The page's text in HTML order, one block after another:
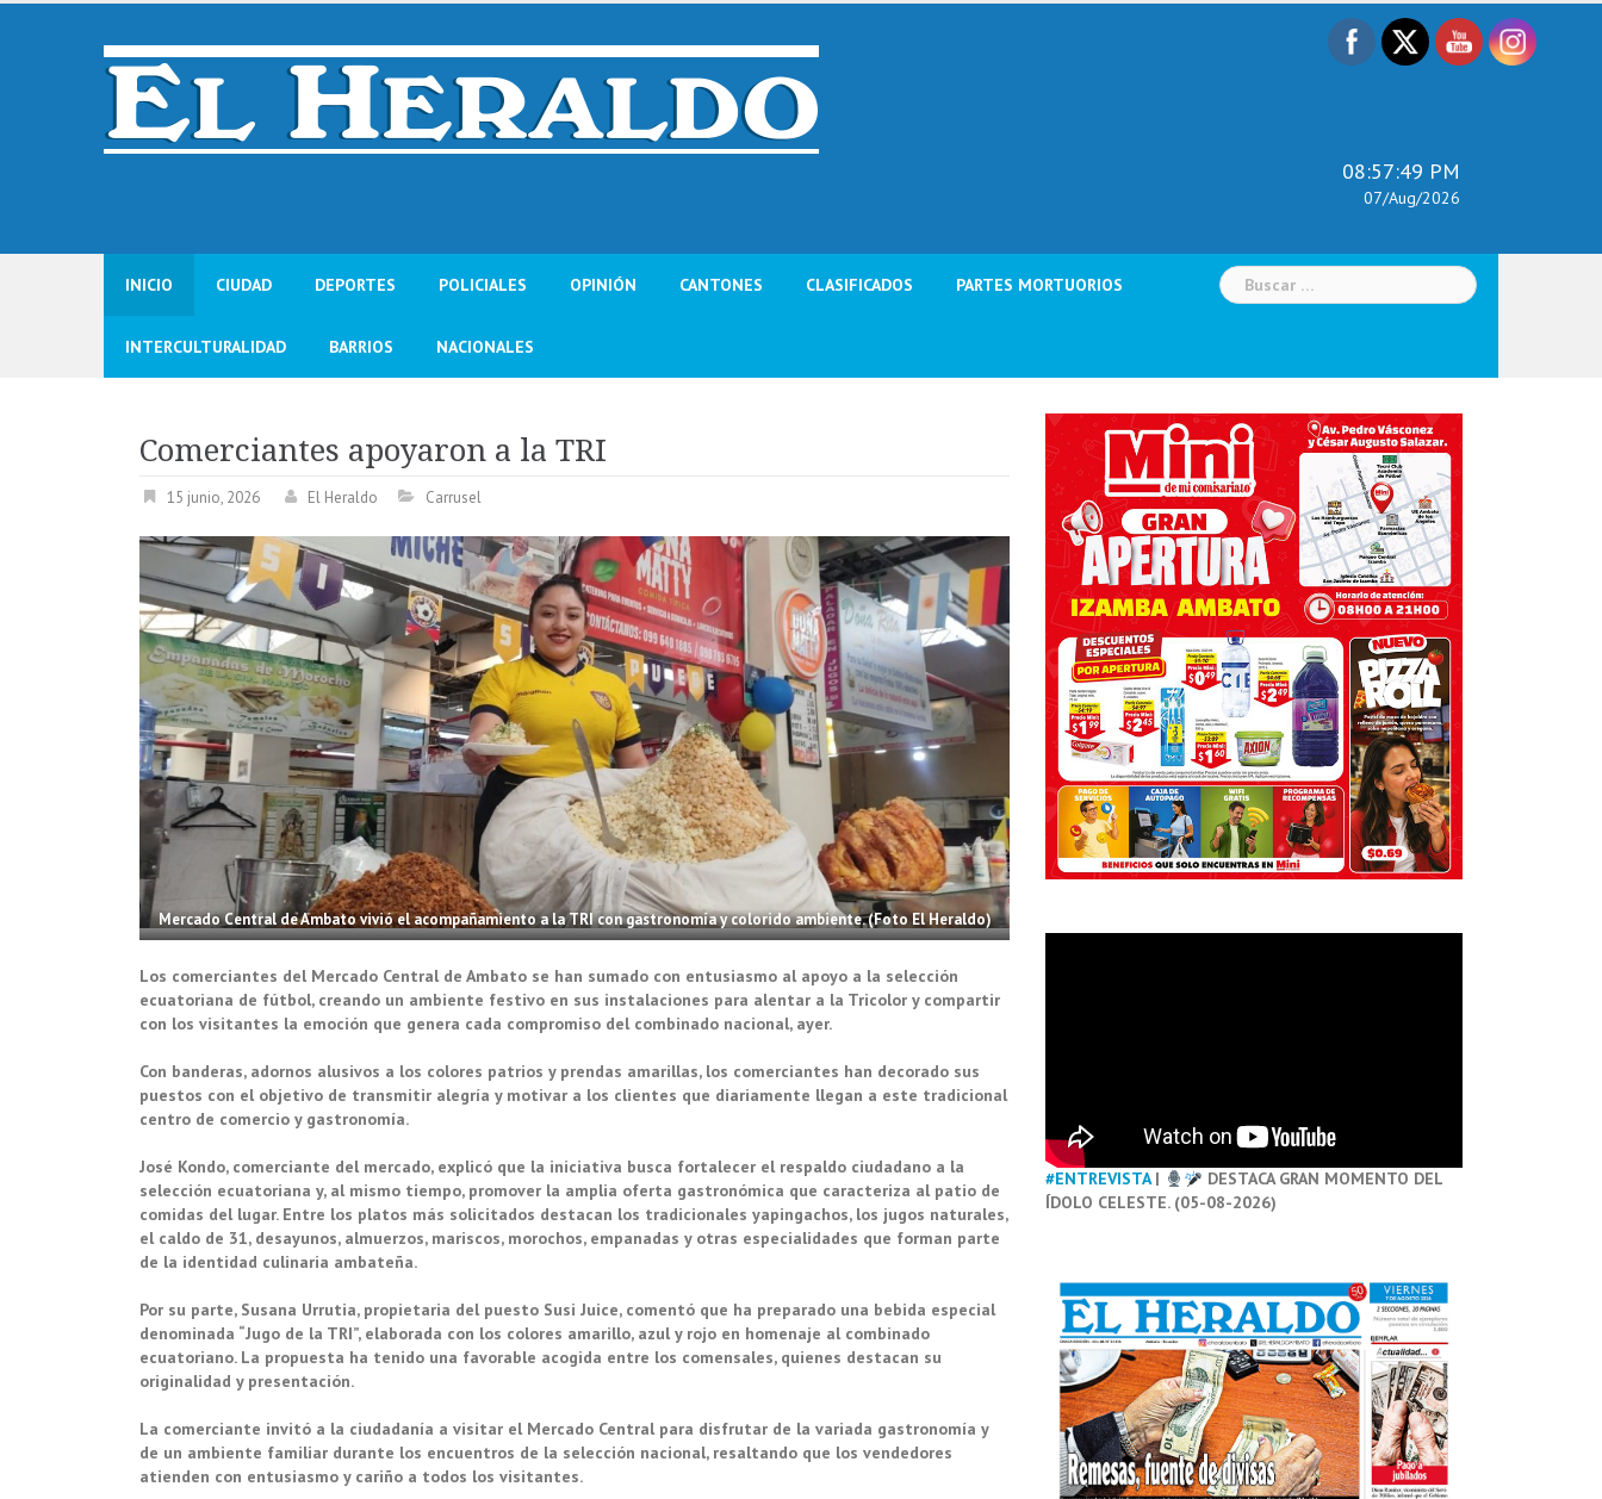
Skip
08:57:50 PM
07/Aug/2026
INICIO CIUDAD DEPORTES POLICIALES OPINIÓN CANTONES CLASIFICADOS PARTES MORTUORIOS
INTERCULTURALIDAD BARRIOS NACIONALES
Buscar:
Comerciantes apoyaron a la TRI
15 junio, 2026 El Heraldo Carrusel
Mercado Central de Ambato vivió el acompañamiento a la TRI con gastronomía y colorido ambiente. (Foto El Heraldo)
Los comerciantes del Mercado Central de Ambato se han sumado con entusiasmo al apoyo a la selección
ecuatoriana de fútbol, creando un ambiente festivo en sus instalaciones para alentar a la Tricolor y compartir
con los visitantes la emoción que genera cada compromiso del combinado nacional, ayer.
Con banderas, adornos alusivos a los colores patrios y prendas amarillas, los comerciantes han decorado sus
puestos con el objetivo de transmitir alegría y motivar a los clientes que diariamente llegan a este tradicional
centro de comercio y gastronomía.
José Kondo, comerciante del mercado, explicó que la iniciativa busca fortalecer el respaldo ciudadano a la
selección ecuatoriana y, al mismo tiempo, promover la amplia oferta gastronómica que caracteriza al patio de
comidas del lugar. Entre los platos más solicitados destacan los tradicionales yapingachos, los jugos naturales,
el caldo de 31, desayunos, almuerzos, mariscos, morochos, empanadas y otras especialidades que forman parte
de la identidad culinaria ambateña.
Por su parte, Susana Urrutia, propietaria del puesto Susi Juice, comentó que ha preparado una bebida especial
denominada “Jugo de la TRI”, elaborada con los colores amarillo, azul y rojo en homenaje al combinado
ecuatoriano. La propuesta ha tenido una favorable acogida entre los comensales, quienes destacan su
originalidad y presentación.
La comerciante invitó a la ciudadanía a visitar el Mercado Central para disfrutar de la variada gastronomía y
de un ambiente familiar durante los encuentros de la selección nacional, resaltando que los vendedores
atienden con entusiasmo y cariño a todos los visitantes.
#ENTREVISTA|
DESTACA GRAN MOMENTO DEL
ÍDOLO CELESTE. (05-08-2026)